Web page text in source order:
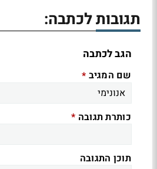
תגובות לכתבה:
הגב לכתבה
שם המגיב *
כותרת תגובה *
תוכן התגובה